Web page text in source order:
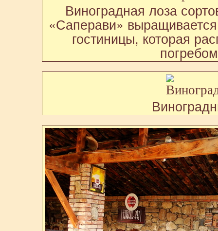
Виноградная лоза
«Саперави»
гостиницы, которая